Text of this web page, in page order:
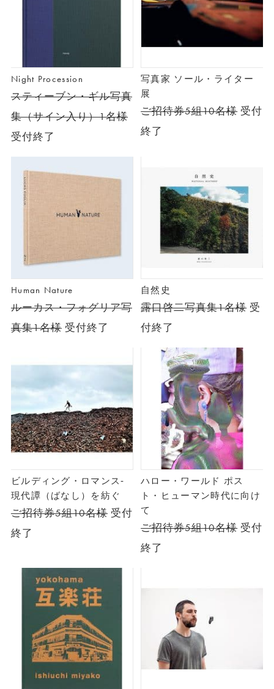
Night Procession
スティーブン・ギル写真
集（サイン入り）1名様
受付終了
写真家 ソール・ライター
展
ご招待券5組10名様受付
終了
Human Nature
ルーカス・フォグリア写
真集1名様受付終了
自然史
露口啓二写真集1名様受
付終了
ビルディング・ロマンス‐
現代譚（ばなし）を紡ぐ
ご招待券5組10名様 受付
終了
ハロー・ワールド ポス
ト・ヒューマン時代に向け
て
ご招待券5組10名様受付
終了